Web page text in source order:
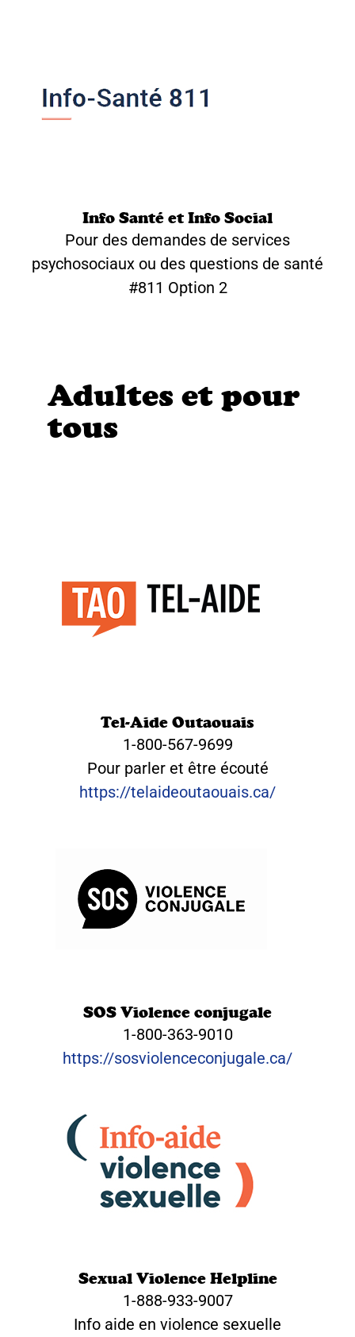
Info Santé et Info Social
Pour des demandes de services
psychosociaux ou des questions de santé
#811 Option 2
Adultes et pour
tous
Tel-Aide Outaouais
1-800-567-9699
Pour parler et être écouté
https://telaideoutaouais.ca/
SOS Violence conjugale
1-800-363-9010
https://sosviolenceconjugale.ca/
Sexual Violence Helpline
1-888-933-9007
Info aide en violence sexuelle